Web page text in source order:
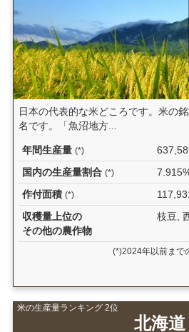
日本の代表的な米どころです。米の
名です。「魚沼地方...
年間生産量 (*)
国内の生産量割合 (*)
作付面積 (*)
収穫量上位の
その他の農作物
枝豆,
(*)2024年以前まで
米の生産量ランキング 2位
北海道